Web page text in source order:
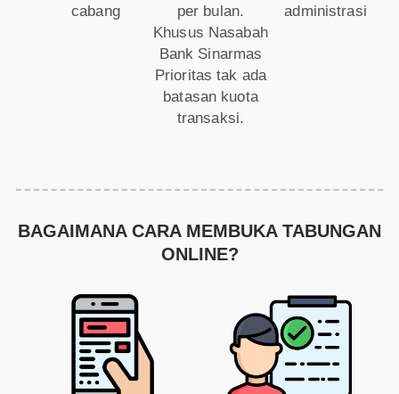
cabang
per bulan.
Khusus Nasabah
Bank Sinarmas
Prioritas tak ada
batasan kuota
transaksi.
administrasi
BAGAIMANA CARA MEMBUKA TABUNGAN
ONLINE?